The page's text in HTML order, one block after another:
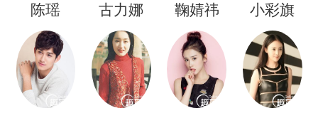
陈瑶 古力娜
扎
鞠婧祎 小彩旗